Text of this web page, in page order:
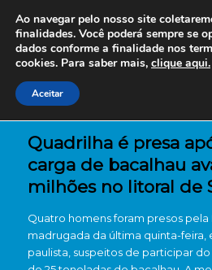
Quadrilha é presa
carga de bacalhau
milhões no litoral de
Quatro homens foram presos pela
madrugada da última quinta-feira,
paulista, suspeitos de participar
Ao navegar pelo nosso site
finalidades. Você poderá sempre se
dados conforme a finalidade nos
cookies. Para saber mais, clique aqui.
Aceitar